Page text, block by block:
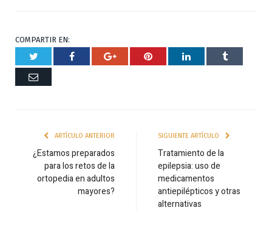
COMPARTIR EN:
Twitter Facebook Google+ Pinterest RespuestaTumblr
Correo
ARTÍCULO ANTERIOR
¿Estamos preparados
para los retos de la
ortopedia en adultos
mayores?
SIGUIENTE ARTÍCULO
Tratamiento de la
epilepsia: uso de
medicamentos
antiepilépticos y otras
alternativas